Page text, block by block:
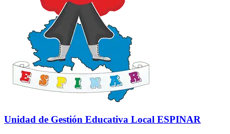
Unidad de Gestión Educativa Local ESPINAR